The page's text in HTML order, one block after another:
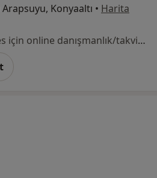
Konyaaltı • Harita
Bu uzman ilgili adres için online danışmanlık/takvim sunmuyor.